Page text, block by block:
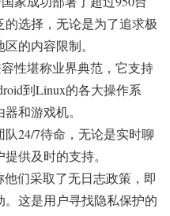
选择，无论是为了追求极
的内容限制。
容性堪称业界典范，它支持
到Linux的各大操作系
和游戏机。
队24/7待命，无论是实时聊
供及时的支持。
他们采取了无日志政策，即
这是用户寻找隐私保护的